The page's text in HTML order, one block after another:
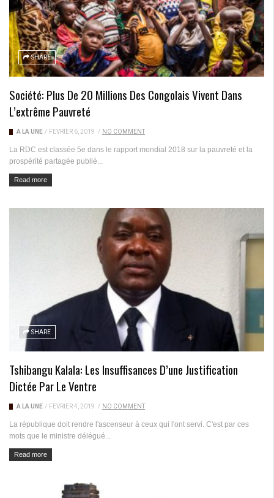
SHARE
Société: Plus De 20 Millions Des Congolais Vivent Dans
L’extrême Pauvreté
A LA UNE / FÉVRIER 6, 2019 / NO COMMENT
La RDC est classée 5e dans le rapport mondial 2018 sur la pauvreté et la
prospérité partagée publié...
Read more
SHARE
Tshibangu Kalala: Les Insuffisances D’une Justification
Dictée Par Le Ventre
A LA UNE / FÉVRIER 4, 2019 / NO COMMENT
La république doit rendre l'ascenseur à ceux qui l'ont servi. C'est par ces
mots que le ministre délégué...
Read more